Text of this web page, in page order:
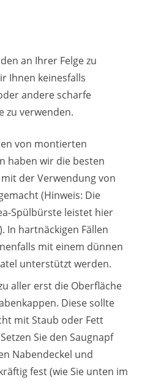
an Ihrer Felge zu
Ihnen keinesfalls
andere scharfe
zu verwenden.
von montierten
haben wir die besten
der Verwendung von
(Hinweis: Die
Spülbürste leistet hier
In hartnäckigen Fällen
mit einem dünnen
unterstützt werden.
aller erst die Oberfläche
Diese sollte
mit Staub oder Fett
Sie den Saugnapf
Nabendeckel und
fest (wie Sie unten im